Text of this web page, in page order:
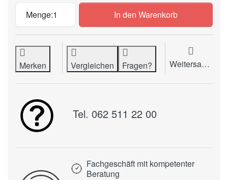
Menge:1
Rollenlaminierfolie Tfilm Digital Matt
In den Warenkorb
Merken Vergleichen Fragen? Weitersagen
Tel. 062 511 22 00
Fachgeschäft mit kompetenter
Beratung